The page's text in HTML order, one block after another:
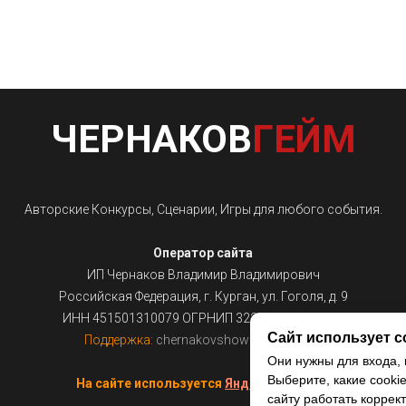
Сайт использует
Они нужны для входа,
Выберите, какие
сайту работать
ЧЕРНАКОВГЕЙМ
Авторские Конкурсы, Сценарии, Игры для любого события.
Оператор сайта
ИП Чернаков Владимир Владимирович
Российская Федерация, г. Курган, ул. Гоголя, д. 9
ИНН 451501310079 ОГРНИП 322450000014851
Поддержка: chernakovshow@gmail.com
На сайте используется Яндекс.Метрика